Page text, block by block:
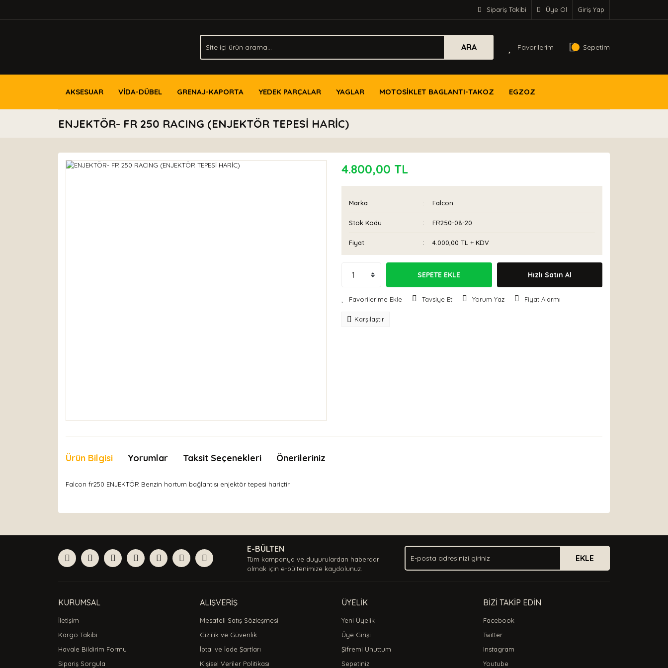
Sipariş Takibi Üye Ol Giriş Yap
ARA Favorilerim Sepetim
AKSESUAR VİDA-DÜBEL GRENAJ-KAPORTA YEDEK PARÇALAR YAGLAR MOTOSİKLET BAGLANTI-TAKOZ EGZOZ
ENJEKTÖR- FR 250 RACING (ENJEKTÖR TEPESİ HARİC)
4.800,00 TL
Marka Falcon
Stok Kodu FR250-08-20
Fiyat 4.000,00 TL + KDV
SEPETE EKLE Hızlı Satın Al
Tavsiye Et Yorum Yaz Fiyat Alarmı
Karşılaştır
Ürün Bilgisi Yorumlar Taksit Seçenekleri Önerileriniz
Falcon fr250 ENJEKTÖR Benzin hortum bağlantısı enjektör tepesi hariçtir
Ürün açıklamasında eksik bilgiler bulunuyor.
Bu ürüne benzer farklı alternatifler olmalı.
Gönder
E-BÜLTEN
Tüm kampanya ve duyurulardan haberdar
olmak için e-bültenimize kaydolunuz.
EKLE
KURUMSAL
İletişim
Kargo Takibi
Havale Bildirim Formu
Sipariş Sorgula
ALIŞVERİŞ
Mesafeli Satış Sözleşmesi
Gizlilik ve Güvenlik
İptal ve İade Şartları
Kişisel Veriler Politikası
ÜYELİK
Yeni Üyelik
Üye Girişi
Şifremi Unuttum
Sepetiniz
BİZİ TAKİP EDİN
Facebook
Twitter
Instagram
Youtube